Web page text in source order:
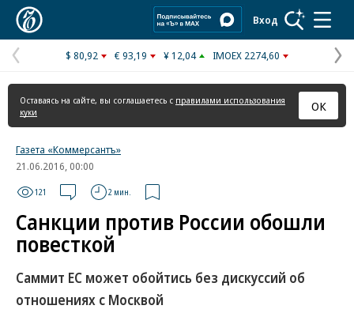
Вход
Предыдущая
страница
$ 80,92 € 93,19 ¥ 12,04 IMOEX 2274,60
Оставаясь на сайте, вы соглашаетесь с правилами использования
куки
ОК
Газета «Коммерсантъ»
21.06.2016, 00:00
121 2 мин.
Санкции против России обошли
повесткой
Саммит ЕС может обойтись без дискуссий об
отношениях с Москвой